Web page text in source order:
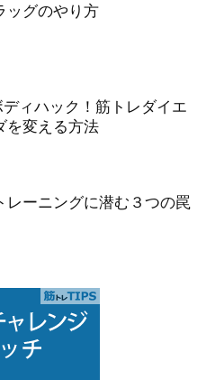
ッグのやり方
ィハック！筋トレダイエ
を変える方法
レーニングに潜む３つの罠